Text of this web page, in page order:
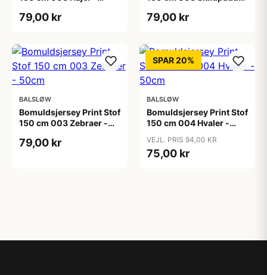
79,00 kr 79,00 kr
BALSLØW
Bomuldsjersey Print Stof
150 cm 003 Zebraer -
79,00 kr
SPAR 20%
BALSLØW
Bomuldsjersey Print Stof
150 cm 004 Hvaler -
VEJL. PRIS 94,00 KR
75,00 kr